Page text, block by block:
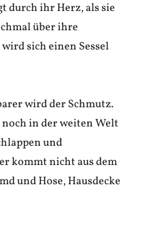
durch ihr Herz, als sie
über ihre
sich einen Sessel
wird der Schmutz.
in der weiten Welt
und
kommt nicht aus dem
und Hose, Hausdecke